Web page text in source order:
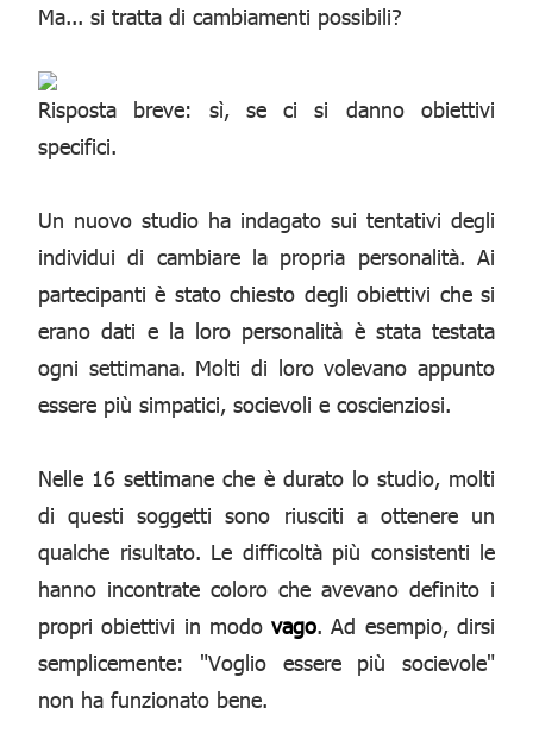
Ma... si tratta di cambiamenti possibili?
Risposta breve: sì, se ci si danno obiettivi
specifici.
Un nuovo studio ha indagato sui tentativi degli
individui di cambiare la propria personalità. Ai
partecipanti è stato chiesto degli obiettivi che si
erano dati e la loro personalità è stata testata
ogni settimana. Molti di loro volevano appunto
essere più simpatici, socievoli e coscienziosi.
Nelle 16 settimane che è durato lo studio, molti
di questi soggetti sono riusciti a ottenere un
qualche risultato. Le difficoltà più consistenti le
hanno incontrate coloro che avevano definito i
propri obiettivi in modovago. Ad esempio, dirsi
semplicemente: "Voglio essere più socievole"
non ha funzionato bene.